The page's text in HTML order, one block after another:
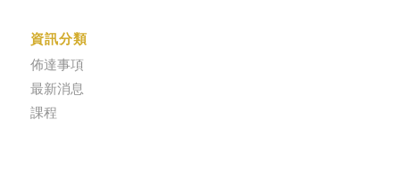
資訊分類
佈達事項
最新消息
課程